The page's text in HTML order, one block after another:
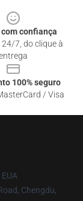
confiança
7, do clique à
100% seguro
/ Visa
Chengdu,